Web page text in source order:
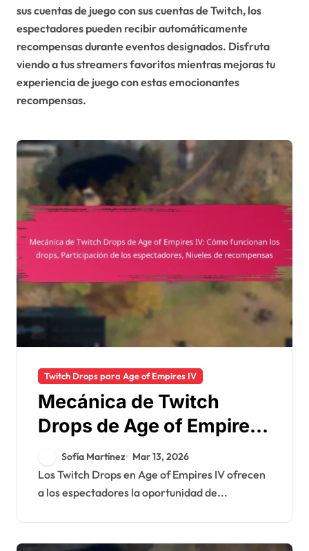
sus cuentas de juego con sus cuentas de Twitch, los
espectadores pueden recibir automáticamente
recompensas durante eventos designados. Disfruta
viendo a tus streamers favoritos mientras mejoras tu
experiencia de juego con estas emocionantes
recompensas.
Twitch Drops para Age of Empires IV
Mecánica de Twitch
Drops de Age of Empires
IV: Cómo funcionan los
drops, Participación de
los espectadores,
Niveles de recompensas
Sofía Martínez Mar 13, 2026
Los Twitch Drops en Age of Empires IV ofrecen
a los espectadores la oportunidad de...